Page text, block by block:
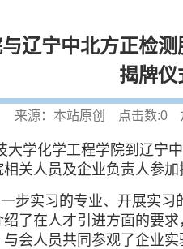
辽宁中北方正检
揭牌仪
来源：本站原创 点击数:0
大学化学工程学院到辽宁
关人员及企业负责人参加
步实习的专业、开展实
了在人才引进方面的要
会人员共同参观了企业实